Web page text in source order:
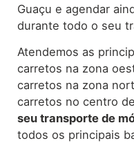
Guaçu e agendar
durante todo o seu
Atendemos as
carretos na zona
carretos na zona
carretos no centro
seu transporte de
todos os principais